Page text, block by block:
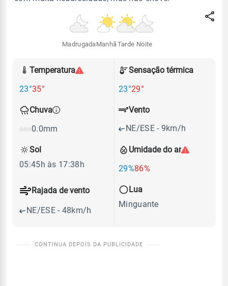
Madrugada Manhã Tarde Noite
Temperatura
23°35°
Sensação térmica
23°29°
Chuva
0.0mm
Umidade do ar
29%86%
Vento
NE/ESE - 9km/h
Rajada de vento
NE/ESE - 48km/h
Sol
05:45h às 17:38h
Lua
Minguante